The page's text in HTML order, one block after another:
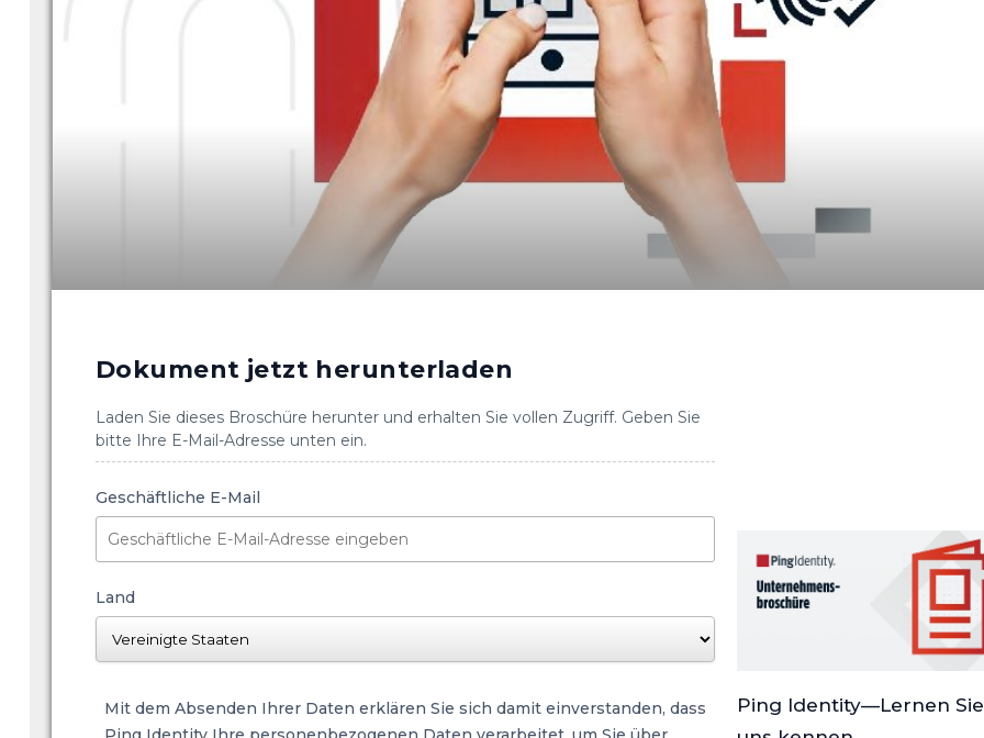
Dokument jetzt herunterladen
Laden Sie dieses Broschüre herunter und erhalten Sie vollen Zugriff. Geben Sie
bitte Ihre E-Mail-Adresse unten ein.
Geschäftliche E-Mail
Land
Mit dem Absenden Ihrer Daten erklären Sie sich damit einverstanden, dass
Ping Identity—Lernen Sie